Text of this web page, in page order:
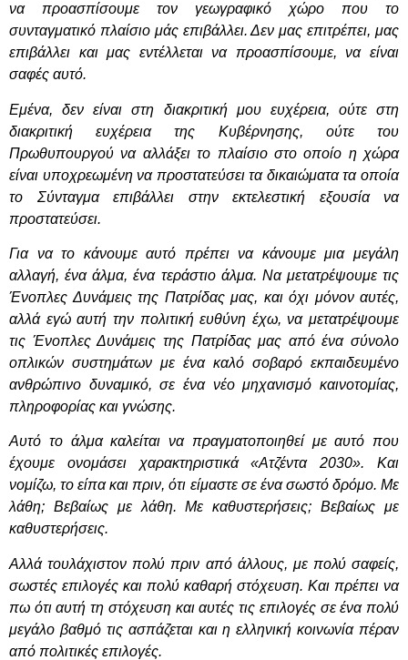
να προασπίσουμε τον γεωγραφικό χώρο που το
συνταγματικό πλαίσιο μάς επιβάλλει. Δεν μας επιτρέπει, μας
επιβάλλει και μας εντέλλεται να προασπίσουμε, να είναι
σαφές αυτό.
Εμένα, δεν είναι στη διακριτική μου ευχέρεια, ούτε στη
διακριτική ευχέρεια της Κυβέρνησης, ούτε του
Πρωθυπουργού να αλλάξει το πλαίσιο στο οποίο η χώρα
είναι υποχρεωμένη να προστατεύσει τα δικαιώματα τα οποία
το Σύνταγμα επιβάλλει στην εκτελεστική εξουσία να
προστατεύσει.
Για να το κάνουμε αυτό πρέπει να κάνουμε μια μεγάλη
αλλαγή, ένα άλμα, ένα τεράστιο άλμα. Να μετατρέψουμε τις
Ένοπλες Δυνάμεις της Πατρίδας μας, και όχι μόνον αυτές,
αλλά εγώ αυτή την πολιτική ευθύνη έχω, να μετατρέψουμε
τις Ένοπλες Δυνάμεις της Πατρίδας μας από ένα σύνολο
οπλικών συστημάτων με ένα καλό σοβαρό εκπαιδευμένο
ανθρώπινο δυναμικό, σε ένα νέο μηχανισμό καινοτομίας,
πληροφορίας και γνώσης.
Αυτό το άλμα καλείται να πραγματοποιηθεί με αυτό που
έχουμε ονομάσει χαρακτηριστικά «Ατζέντα 2030». Και
νομίζω, το είπα και πριν, ότι είμαστε σε ένα σωστό δρόμο. Με
λάθη; Βεβαίως με λάθη. Με καθυστερήσεις; Βεβαίως με
καθυστερήσεις.
Αλλά τουλάχιστον πολύ πριν από άλλους, με πολύ σαφείς,
σωστές επιλογές και πολύ καθαρή στόχευση. Και πρέπει να
πω ότι αυτή τη στόχευση και αυτές τις επιλογές σε ένα πολύ
μεγάλο βαθμό τις ασπάζεται και η ελληνική κοινωνία πέραν
από πολιτικές επιλογές.